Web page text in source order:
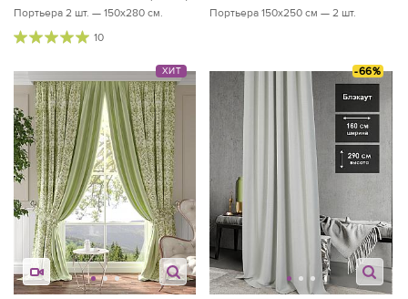
Портьера 2 шт. — 150х280 см.
10
Портьера 150х250 см — 2 шт.
ХИТ -66%